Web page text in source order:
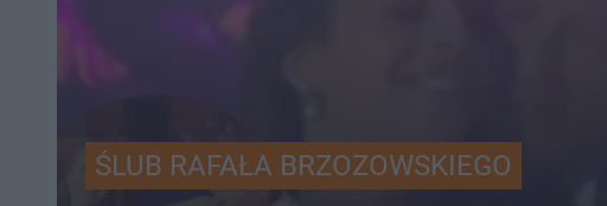
ŚLUB RAFAŁA BRZOZOWSKIEGO